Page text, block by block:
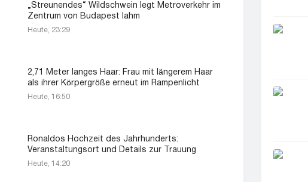
„Streunendes“ Wildschwein legt Metroverkehr im
Zentrum von Budapest lahm
Heute, 23:29
2,71 Meter langes Haar: Frau mit längerem Haar
als ihrer Körpergröße erneut im Rampenlicht
Heute, 16:50
Ronaldos Hochzeit des Jahrhunderts:
Veranstaltungsort und Details zur Trauung
Heute, 14:20